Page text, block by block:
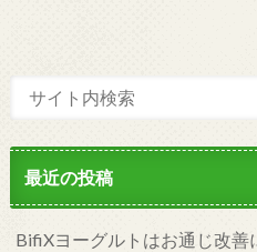
最近の投稿
BifiXヨーグルトはお通じ改善